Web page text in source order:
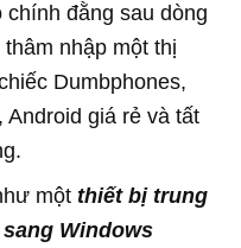
đằng sau dòng
nhập một thị
Dumbphones,
giá rẻ và tất
một thiết bị trung
Windows